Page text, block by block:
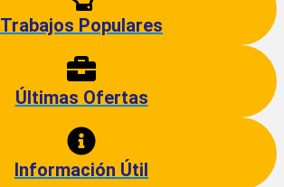
Trabajos Populares
Últimas Ofertas
Información Útil